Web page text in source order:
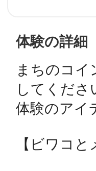
体験の詳細
まちのコイ
してくださ
体験のアイ
【ビワコ